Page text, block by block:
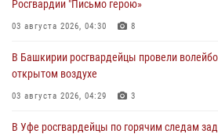
Росгвардии "Письмо герою»
03 августа 2026, 04:30 8
В Башкирии росгвардейцы провели
открытом воздухе
03 августа 2026, 04:29 3
В Уфе росгвардейцы по горячим следам